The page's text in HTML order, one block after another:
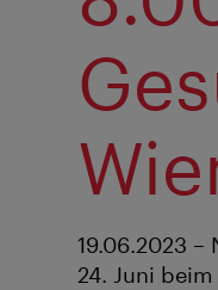
19.06.2023 –
24. Juni